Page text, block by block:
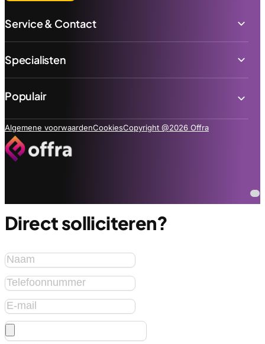
Service & Contact
Specialisten
Populair
Algemene voorwaardenCookiesCopyright @2026 Offra
Direct solliciteren?